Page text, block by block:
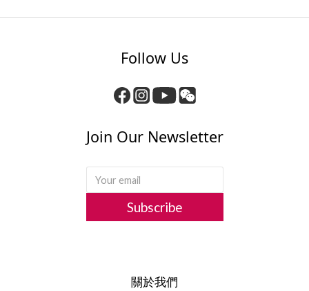
Follow Us
Join Our Newsletter
Subscribe
關於我們